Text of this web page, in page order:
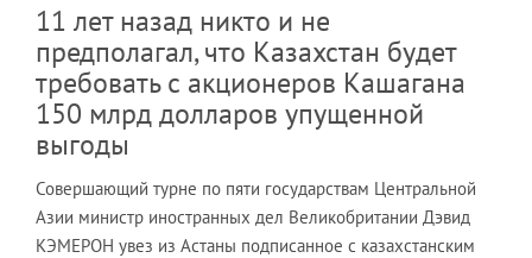
11 лет назад никто и не
предполагал, что Казахстан будет
требовать с акционеров Кашагана
150 млрд долларов упущенной
выгоды
Совершающий турне по пяти государствам Центральной
Азии министр иностранных дел Великобритании Дэвид
КЭМЕРОН увез из Астаны подписанное с казахстанским